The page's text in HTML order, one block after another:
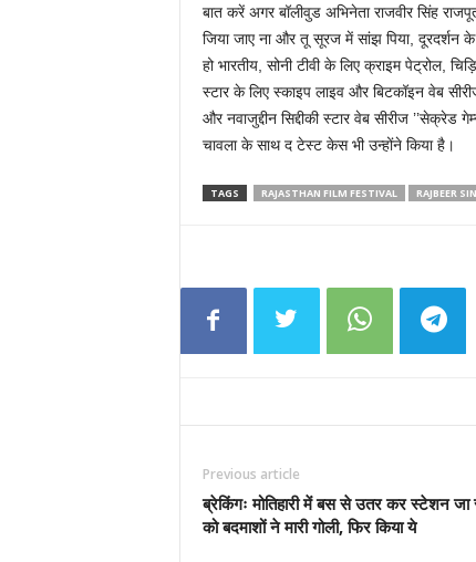
बात करें अगर बॉलीवुड अभिनेता राजवीर सिंह
जिया जाए ना और तू सूरज में सांझ पिया,
हो भारतीय, सोनी टीवी के लिए क्राइम पेट्रोल,
स्टार के लिए स्काइप लाइव और बिटकॉइन वेब
और नवाजुद्दीन सिद्दीकी स्टार वेब सीरीज
चावला के साथ द टेस्ट केस भी उन्होंने किया है।
TAGS RAJASTHAN FILM FESTIVAL RAJBEER
Previous article
ब्रेकिंगः मोतिहारी में बस से उतर कर स्टेशन
को बदमाशों ने मारी गोली, फिर किया ये